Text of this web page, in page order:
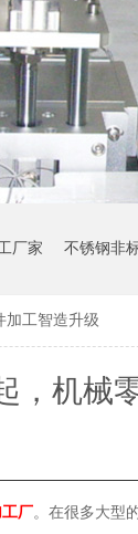
厂家 不锈钢非
加工智造升级
，机械
厂。在很多大型